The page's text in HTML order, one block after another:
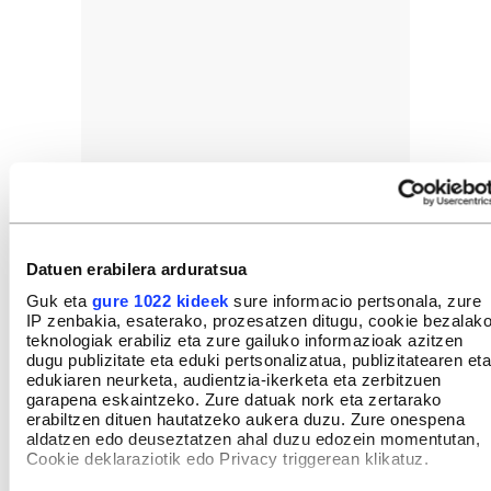
Datuen erabilera arduratsua
Guk eta gure 1022 kideek sure informacio pertsonala, zure
IP zenbakia, esaterako, prozesatzen ditugu, cookie bezalako
teknologiak erabiliz eta zure gailuko informazioak azitzen
dugu publizitate eta eduki pertsonalizatua, publizitatearen eta
edukiaren neurketa, audientzia-ikerketa eta zerbitzuen
garapena eskaintzeko. Zure datuak nork eta zertarako
erabiltzen dituen hautatzeko aukera duzu. Zure onespena
aldatzen edo deuseztatzen ahal duzu edozein momentutan,
Cookie deklaraziotik edo Privacy triggerean klikatuz.